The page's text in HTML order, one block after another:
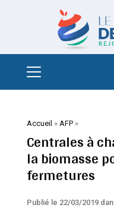
Accueil » AFP»
Centrales à
la biomasse
fermetures
Publié le 22/03/2019